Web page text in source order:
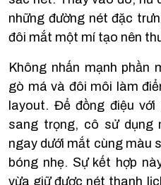
những đường nét đặc
đôi mắt một mí tạo nên
Không nhấn mạnh phần
gò má và đôi môi làm
layout. Để đồng điệu
sang trọng, cô sử dụng
ngay dưới mắt cùng màu
bóng nhẹ. Sự kết hợp
vừa giữ được nét thanh